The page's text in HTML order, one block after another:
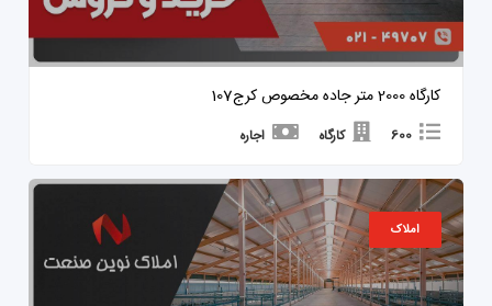
کارگاه 2000 متر جاده مخصوص کرج107
600 کارگاه اجاره
املاک